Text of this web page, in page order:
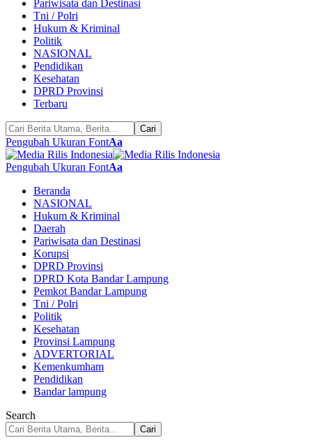
Pariwisata dan Destinasi
Tni / Polri
Hukum & Kriminal
Politik
NASIONAL
Pendidikan
Kesehatan
DPRD Provinsi
Terbaru
Pengubah Ukuran FontAa
Pengubah Ukuran FontAa
Beranda
NASIONAL
Hukum & Kriminal
Daerah
Pariwisata dan Destinasi
Korupsi
DPRD Provinsi
DPRD Kota Bandar Lampung
Pemkot Bandar Lampung
Tni / Polri
Politik
Kesehatan
Provinsi Lampung
ADVERTORIAL
Kemenkumham
Pendidikan
Bandar lampung
Search